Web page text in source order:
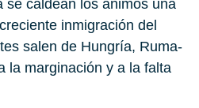
se cal­dean los áni­mos una
in­mi­gra­ción del
salen de Hun­gría, Ru­ma­
la mar­gi­na­ción y a la falta